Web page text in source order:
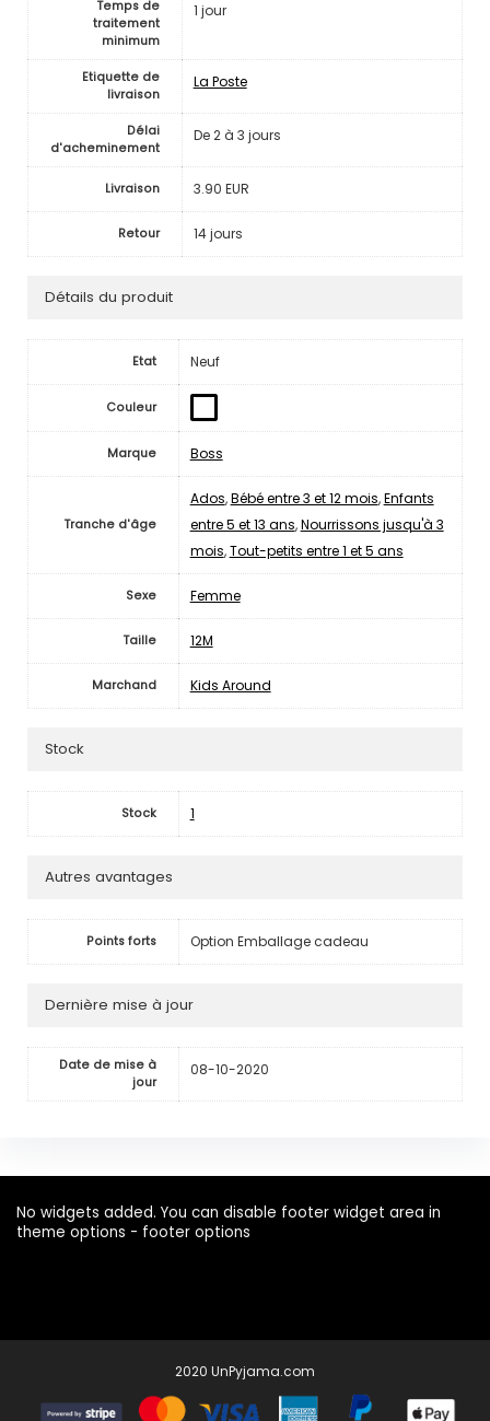
Temps de
traitement
minimum
1 jour
Etiquette de
livraison
La Poste
Délai
d'acheminement
De 2 à 3 jours
Livraison 3.90 EUR
Retour 14 jours
Détails du produit
Etat Neuf
Couleur
Marque Boss
Tranche d'âge
Ados,Bébé entre 3 et 12 mois,Enfants
entre 5 et 13 ans,Nourrissons jusqu'à 3
mois,Tout-petits entre 1 et 5 ans
Sexe Femme
Taille 12M
Marchand Kids Around
Stock
Stock 1
Autres avantages
Points forts Option Emballage cadeau
Dernière mise à jour
Date de mise à
jour
08-10-2020
No widgets added. You can disable footer widget area in
theme options - footer options
2020 UnPyjama.com